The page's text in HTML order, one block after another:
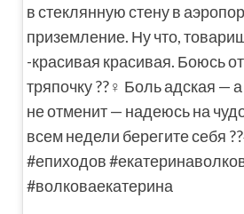
в стеклянную стену в
приземление. Ну что,
-красивая красивая. Боюсь
тряпочку ??‍♀️ Боль адская —
не отменит — надеюсь на
всем недели берегите себя
#епиходов
#волковаекатерина